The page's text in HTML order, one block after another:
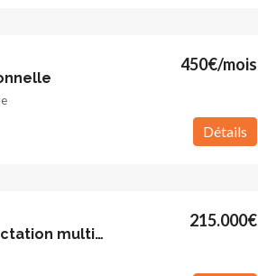
450€/mois
Détails
Grand immeuble mixte à affectation multiple avec2 garages
215.000€